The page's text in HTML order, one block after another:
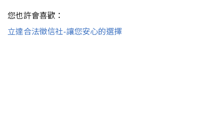
您也許會喜歡：
立達合法徵信社-讓您安心的選擇